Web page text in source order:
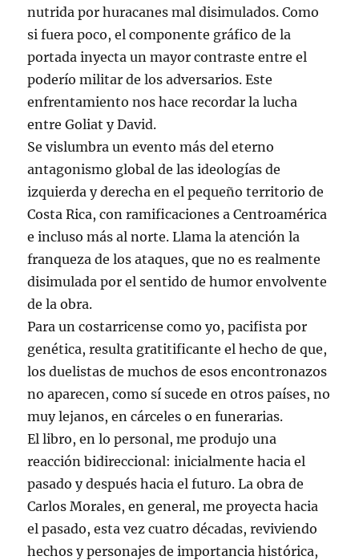
nutrida por huracanes mal disimulados. Como
si fuera poco, el componente gráfico de la
portada inyecta un mayor contraste entre el
poderío militar de los adversarios. Este
enfrentamiento nos hace recordar la lucha
entre Goliat y David.
Se vislumbra un evento más del eterno
antagonismo global de las ideologías de
izquierda y derecha en el pequeño territorio de
Costa Rica, con ramificaciones a Centroamérica
e incluso más al norte. Llama la atención la
franqueza de los ataques, que no es realmente
disimulada por el sentido de humor envolvente
de la obra.
Para un costarricense como yo, pacifista por
genética, resulta gratitificante el hecho de que,
los duelistas de muchos de esos encontronazos
no aparecen, como sí sucede en otros países, no
muy lejanos, en cárceles o en funerarias.
El libro, en lo personal, me produjo una
reacción bidireccional: inicialmente hacia el
pasado y después hacia el futuro. La obra de
Carlos Morales, en general, me proyecta hacia
el pasado, esta vez cuatro décadas, reviviendo
hechos y personajes de importancia histórica,